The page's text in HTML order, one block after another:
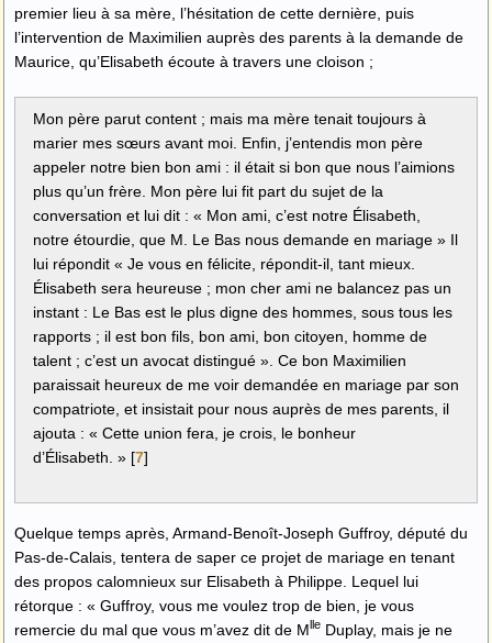
premier lieu à sa mère, l’hésitation de cette dernière, puis
l’intervention de Maximilien auprès des parents à la demande de
Maurice, qu’Elisabeth écoute à travers une cloison ;
Mon père parut content ; mais ma mère tenait toujours à
marier mes sœurs avant moi. Enfin, j’entendis mon père
appeler notre bien bon ami : il était si bon que nous l’aimions
plus qu’un frère. Mon père lui fit part du sujet de la
conversation et lui dit : « Mon ami, c’est notre Élisabeth,
notre étourdie, que M. Le Bas nous demande en mariage » Il
lui répondit « Je vous en félicite, répondit-il, tant mieux.
Élisabeth sera heureuse ; mon cher ami ne balancez pas un
instant : Le Bas est le plus digne des hommes, sous tous les
rapports ; il est bon fils, bon ami, bon citoyen, homme de
talent ; c’est un avocat distingué ». Ce bon Maximilien
paraissait heureux de me voir demandée en mariage par son
compatriote, et insistait pour nous auprès de mes parents, il
ajouta : « Cette union fera, je crois, le bonheur
d’Élisabeth. »[7]
Quelque temps après, Armand-Benoît-Joseph Guffroy, député du
Pas-de-Calais, tentera de saper ce projet de mariage en tenant
des propos calomnieux sur Elisabeth à Philippe. Lequel lui
rétorque : « Guffroy, vous me voulez trop de bien, je vous
remercie du mal que vous m’avez dit de M lleDuplay, mais je ne